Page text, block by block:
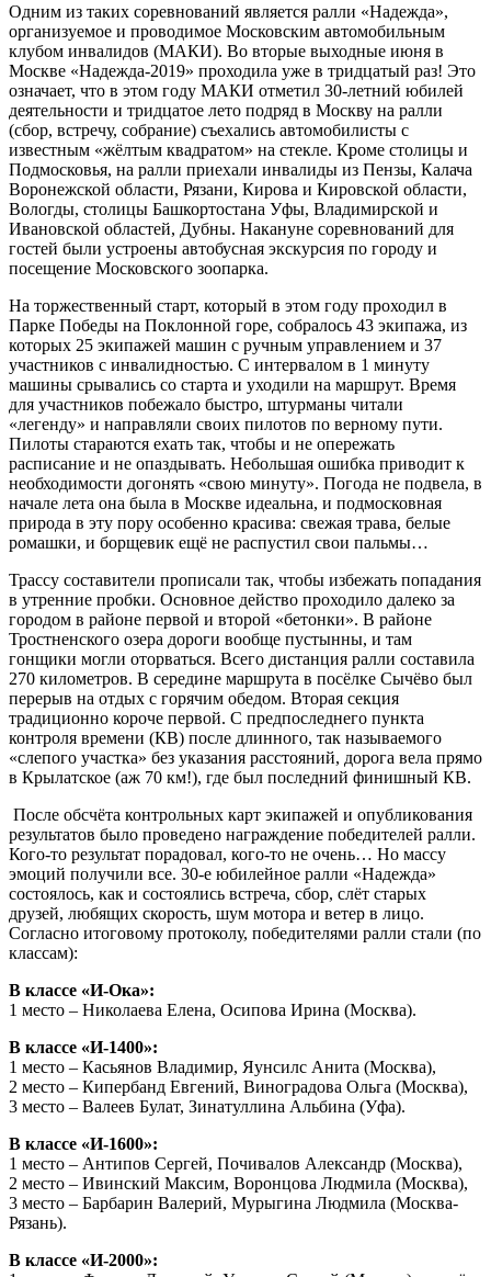
Одним из таких соревнований является ралли «Надежда»,
организуемое и проводимое Московским автомобильным
клубом инвалидов (МАКИ). Во вторые выходные июня в
Москве «Надежда-2019» проходила уже в тридцатый раз! Это
означает, что в этом году МАКИ отметил 30-летний юбилей
деятельности и тридцатое лето подряд в Москву на ралли
(сбор, встречу, собрание) съехались автомобилисты с
известным «жёлтым квадратом» на стекле. Кроме столицы и
Подмосковья, на ралли приехали инвалиды из Пензы, Калача
Воронежской области, Рязани, Кирова и Кировской области,
Вологды, столицы Башкортостана Уфы, Владимирской и
Ивановской областей, Дубны. Накануне соревнований для
гостей были устроены автобусная экскурсия по городу и
посещение Московского зоопарка.
На торжественный старт, который в этом году проходил в
Парке Победы на Поклонной горе, собралось 43 экипажа, из
которых 25 экипажей машин с ручным управлением и 37
участников с инвалидностью. С интервалом в 1 минуту
машины срывались со старта и уходили на маршрут. Время
для участников побежало быстро, штурманы читали
«легенду» и направляли своих пилотов по верному пути.
Пилоты стараются ехать так, чтобы и не опережать
расписание и не опаздывать. Небольшая ошибка приводит к
необходимости догонять «свою минуту». Погода не подвела, в
начале лета она была в Москве идеальна, и подмосковная
природа в эту пору особенно красива: свежая трава, белые
ромашки, и борщевик ещё не распустил свои пальмы…
Трассу составители прописали так, чтобы избежать попадания
в утренние пробки. Основное действо проходило далеко за
городом в районе первой и второй «бетонки». В районе
Тростненского озера дороги вообще пустынны, и там
гонщики могли оторваться. Всего дистанция ралли составила
270 километров. В середине маршрута в посёлке Сычёво был
перерыв на отдых с горячим обедом. Вторая секция
традиционно короче первой. С предпоследнего пункта
контроля времени (КВ) после длинного, так называемого
«слепого участка» без указания расстояний, дорога вела прямо
в Крылатское (аж 70 км!), где был последний финишный КВ.
После обсчёта контрольных карт экипажей и опубликования
результатов было проведено награждение победителей ралли.
Кого-то результат порадовал, кого-то не очень… Но массу
эмоций получили все. 30-е юбилейное ралли «Надежда»
состоялось, как и состоялись встреча, сбор, слёт старых
друзей, любящих скорость, шум мотора и ветер в лицо.
Согласно итоговому протоколу, победителями ралли стали (по
классам):
В классе «И-Ока»:
1 место – Николаева Елена, Осипова Ирина (Москва).
В классе «И-1400»:
1 место – Касьянов Владимир, Яунсилс Анита (Москва),
2 место – Кипербанд Евгений, Виноградова Ольга (Москва),
3 место – Валеев Булат, Зинатуллина Альбина (Уфа).
В классе «И-1600»:
1 место – Антипов Сергей, Почивалов Александр (Москва),
2 место – Ивинский Максим, Воронцова Людмила (Москва),
3 место – Барбарин Валерий, Мурыгина Людмила (Москва-
Рязань).
В классе «И-2000»: